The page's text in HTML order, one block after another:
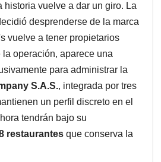
historia vuelve a dar un giro. La
desprenderse de la marca
vuelve a tener propietarios
operación, aparece una
para administrar la
S.A.S., integrada por tres
un perfil discreto en el
tendrán bajo su
restaurantes que conserva la